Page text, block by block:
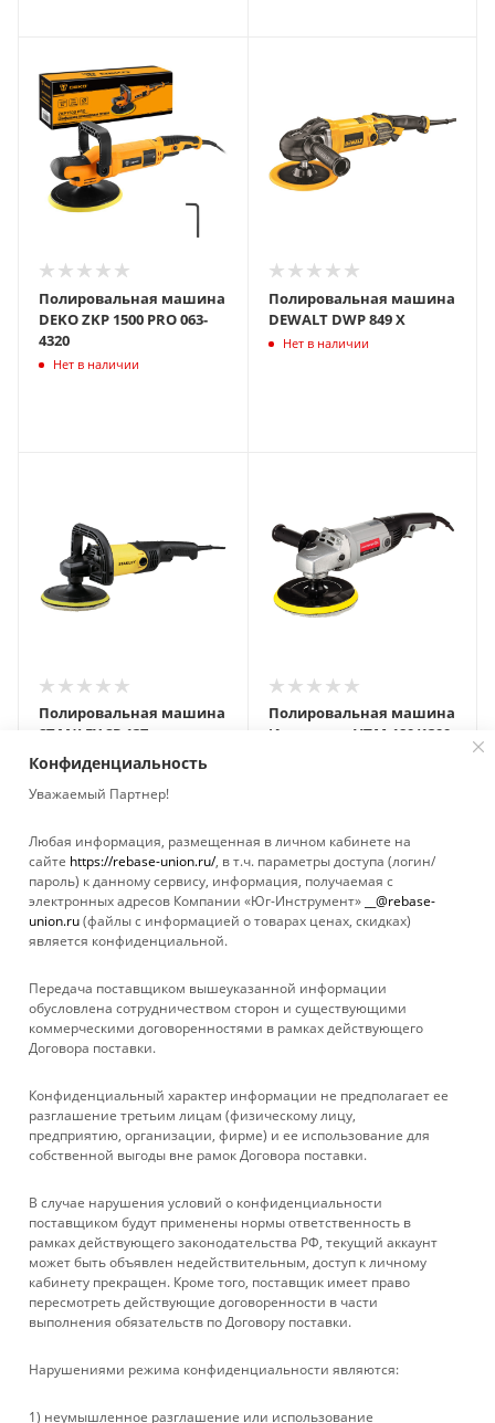
Полировальная машина
DEKO ZKP 1500 PRO 063-
4320
Нет в наличии
Полировальная машина
DEWALT DWP 849 X
Нет в наличии
Полировальная машина
STANLEY SP 137
Нет в наличии
Полировальная машина
Интерскол УПМ-180/1300
Показать еще
1 2
КАТАЛОГ
УСЛУГИ
БРЕНДЫ
КОМПАНИЯ
ИНФОРМАЦИЯ
ПОМОЩЬ
+ 7 861 272-88-88
Конфиденциальность
Уважаемый Партнер!
Любая информация, размещенная в личном кабинете на
сайте https://rebase-union.ru/, в т.ч. параметры доступа (логин/
пароль) к данному сервису, информация, получаемая с
электронных адресов Компании «Юг-Инструмент»
__@rebase-
union.ru(файлы с информацией о товарах ценах, скидках)
является конфиденциальной.
Передача поставщиком вышеуказанной информации
обусловлена сотрудничеством сторон и существующими
коммерческими договоренностями в рамках действующего
Договора поставки.
Конфиденциальный характер информации не предполагает ее
разглашение третьим лицам (физическому лицу,
предприятию, организации, фирме) и ее использование для
собственной выгоды вне рамок Договора поставки.
В случае нарушения условий о конфиденциальности
поставщиком будут применены нормы ответственность в
рамках действующего законодательства РФ, текущий аккаунт
может быть объявлен недействительным, доступ к личному
кабинету прекращен. Кроме того, поставщик имеет право
пересмотреть действующие договоренности в части
выполнения обязательств по Договору поставки.
Нарушениями режима конфиденциальности являются:
1) неумышленное разглашение или использование